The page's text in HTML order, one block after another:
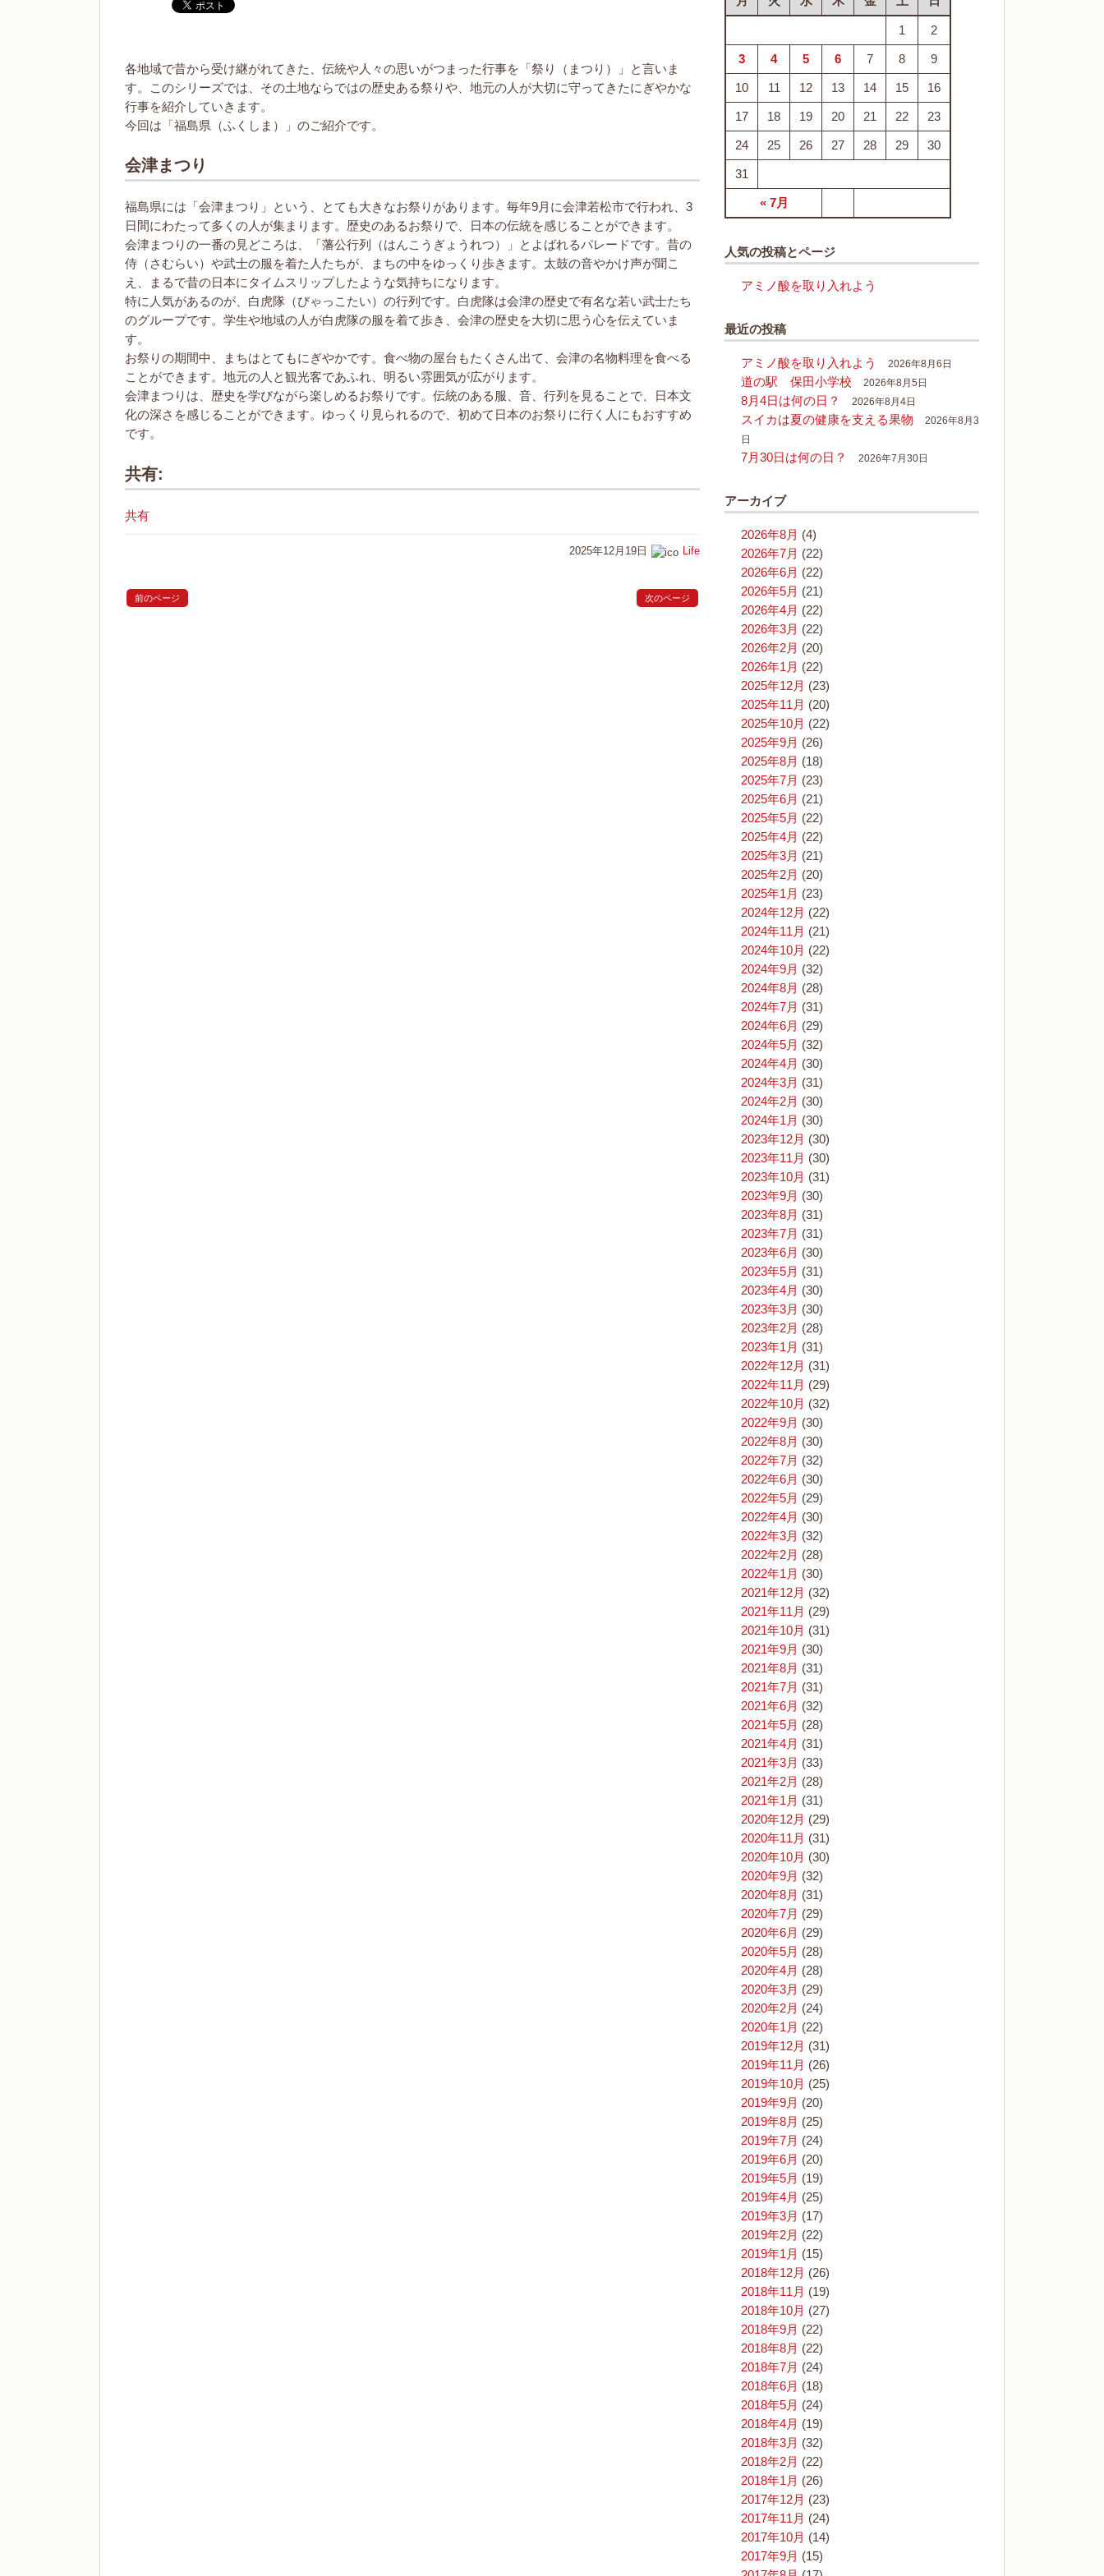
各地域で昔から受け継がれてきた、伝統や人々の思いがつまった行事を「祭り（まつり）」と言いま
す。このシリーズでは、その土地ならではの歴史ある祭りや、地元の人が大切に守ってきたにぎやかな
行事を紹介していきます。
今回は「福島県（ふくしま）」のご紹介です。
会津まつり
福島県には「会津まつり」という、とても大きなお祭りがあります。毎年9月に会津若松市で行われ、3
日間にわたって多くの人が集まります。歴史のあるお祭りで、日本の伝統を感じることができます。
会津まつりの一番の見どころは、「藩公行列（はんこうぎょうれつ）」とよばれるパレードです。昔の
侍（さむらい）や武士の服を着た人たちが、まちの中をゆっくり歩きます。太鼓の音やかけ声が聞こ
え、まるで昔の日本にタイムスリップしたような気持ちになります。
特に人気があるのが、白虎隊（びゃっこたい）の行列です。白虎隊は会津の歴史で有名な若い武士たち
のグループです。学生や地域の人が白虎隊の服を着て歩き、会津の歴史を大切に思う心を伝えていま
す。
お祭りの期間中、まちはとてもにぎやかです。食べ物の屋台もたくさん出て、会津の名物料理を食べる
ことができます。地元の人と観光客であふれ、明るい雰囲気が広がります。
会津まつりは、歴史を学びながら楽しめるお祭りです。伝統のある服、音、行列を見ることで、日本文
化の深さを感じることができます。ゆっくり見られるので、初めて日本のお祭りに行く人にもおすすめ
です。
共有:
共有
2025年12月19日 Life
前のページ 次のページ
« 7月
1 2
3 4 5 6 7 8 9
10 11 12 13 14 15 16
17 18 19 20 21 22 23
24 25 26 27 28 29 30
31
人気の投稿とページ
アミノ酸を取り入れよう
最近の投稿
アミノ酸を取り入れよう 2026年8月6日
道の駅 保田小学校 2026年8月5日
8月4日は何の日？ 2026年8月4日
スイカは夏の健康を支える果物
2026年8月3
日
7月30日は何の日？ 2026年7月30日
アーカイブ
2026年8月 (4)
2026年7月 (22)
2026年6月 (22)
2026年5月 (21)
2026年4月 (22)
2026年3月 (22)
2026年2月 (20)
2026年1月 (22)
2025年12月 (23)
2025年11月 (20)
2025年10月 (22)
2025年9月 (26)
2025年8月 (18)
2025年7月 (23)
2025年6月 (21)
2025年5月 (22)
2025年4月 (22)
2025年3月 (21)
2025年2月 (20)
2025年1月 (23)
2024年12月 (22)
2024年11月 (21)
2024年10月 (22)
2024年9月 (32)
2024年8月 (28)
2024年7月 (31)
2024年6月 (29)
2024年5月 (32)
2024年4月 (30)
2024年3月 (31)
2024年2月 (30)
2024年1月 (30)
2023年12月 (30)
2023年11月 (30)
2023年10月 (31)
2023年9月 (30)
2023年8月 (31)
2023年7月 (31)
2023年6月 (30)
2023年5月 (31)
2023年4月 (30)
2023年3月 (30)
2023年2月 (28)
2023年1月 (31)
2022年12月 (31)
2022年11月 (29)
2022年10月 (32)
2022年9月 (30)
2022年8月 (30)
2022年7月 (32)
2022年6月 (30)
2022年5月 (29)
2022年4月 (30)
2022年3月 (32)
2022年2月 (28)
2022年1月 (30)
2021年12月 (32)
2021年11月 (29)
2021年10月 (31)
2021年9月 (30)
2021年8月 (31)
2021年7月 (31)
2021年6月 (32)
2021年5月 (28)
2021年4月 (31)
2021年3月 (33)
2021年2月 (28)
2021年1月 (31)
2020年12月 (29)
2020年11月 (31)
2020年10月 (30)
2020年9月 (32)
2020年8月 (31)
2020年7月 (29)
2020年6月 (29)
2020年5月 (28)
2020年4月 (28)
2020年3月 (29)
2020年2月 (24)
2020年1月 (22)
2019年12月 (31)
2019年11月 (26)
2019年10月 (25)
2019年9月 (20)
2019年8月 (25)
2019年7月 (24)
2019年6月 (20)
2019年5月 (19)
2019年4月 (25)
2019年3月 (17)
2019年2月 (22)
2019年1月 (15)
2018年12月 (26)
2018年11月 (19)
2018年10月 (27)
2018年9月 (22)
2018年8月 (22)
2018年7月 (24)
2018年6月 (18)
2018年5月 (24)
2018年4月 (19)
2018年3月 (32)
2018年2月 (22)
2018年1月 (26)
2017年12月 (23)
2017年11月 (24)
2017年10月 (14)
2017年9月 (15)